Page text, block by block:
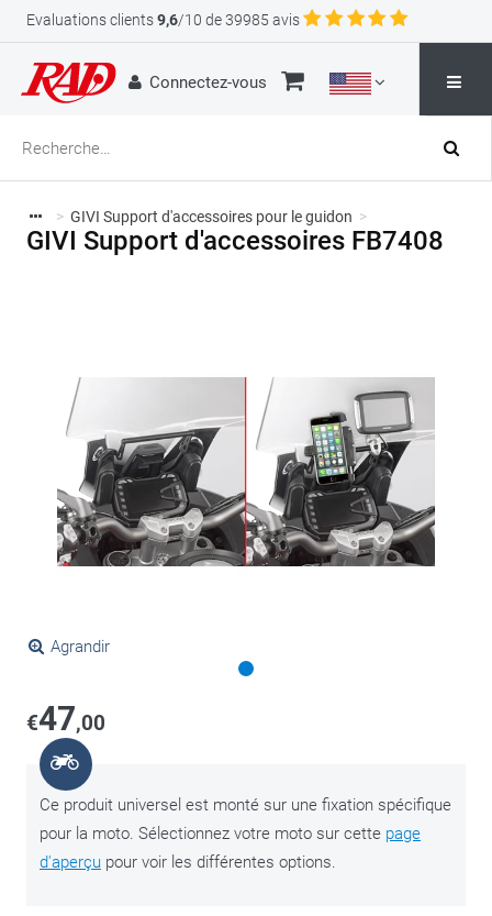
Evaluations clients9,6/10 de 39985 avis
Connectez-vous
> GIVI Support d'accessoires pour le guidon >
GIVI Support d'accessoires FB7408
Agrandir
€47,00
Ce produit universel est monté sur une fixation spécifique
pour la moto. Sélectionnez votre moto sur cette page
d'aperçu pour voir les différentes options.